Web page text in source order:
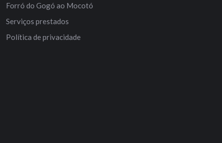
Forró do Gogó ao Mocotó
Serviços prestados
Política de privacidade